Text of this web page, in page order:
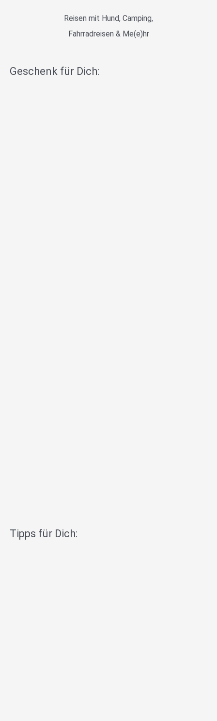
Reisen mit Hund, Camping,
Fahrradreisen & Me(e)hr
Geschenk für Dich:
Tipps für Dich: